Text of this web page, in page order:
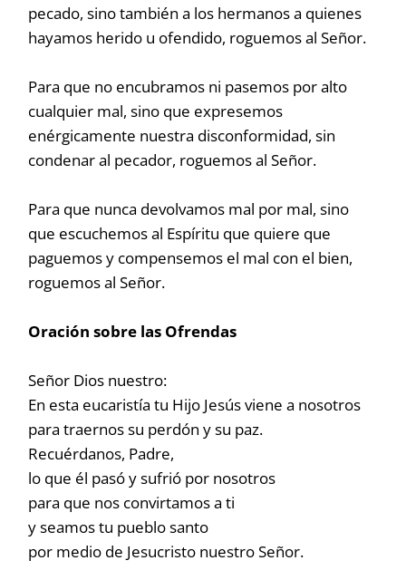
pecado, sino también a los hermanos a quienes
hayamos herido u ofendido, roguemos al Señor.
Para que no encubramos ni pasemos por alto
cualquier mal, sino que expresemos
enérgicamente nuestra disconformidad, sin
condenar al pecador, roguemos al Señor.
Para que nunca devolvamos mal por mal, sino
que escuchemos al Espíritu que quiere que
paguemos y compensemos el mal con el bien,
roguemos al Señor.
Oración sobre las Ofrendas
Señor Dios nuestro:
En esta eucaristía tu Hijo Jesús viene a nosotros
para traernos su perdón y su paz.
Recuérdanos, Padre,
lo que él pasó y sufrió por nosotros
para que nos convirtamos a ti
y seamos tu pueblo santo
por medio de Jesucristo nuestro Señor.